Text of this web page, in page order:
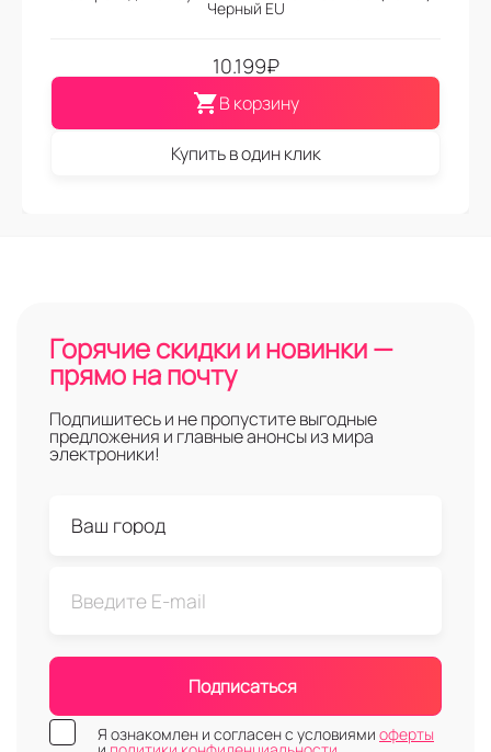
Черный EU
10.199₽
В корзину
Купить в один клик
Горячие скидки и новинки —
прямо на почту
Подпишитесь и не пропустите выгодные
предложения и главные анонсы из мира
электроники!
Подписаться
Я ознакомлен и согласен с условиями оферты